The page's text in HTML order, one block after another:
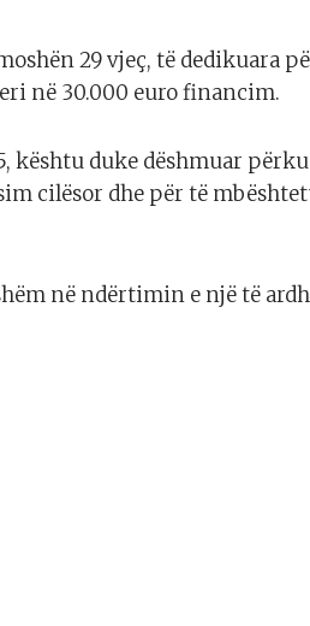
29 vjeç, të dedikuara
në 30.000 euro financim.
kështu duke dëshmuar
cilësor dhe për të
në ndërtimin e një të